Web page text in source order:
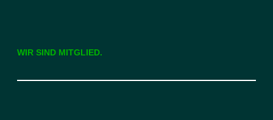
WIR SIND MITGLIED.